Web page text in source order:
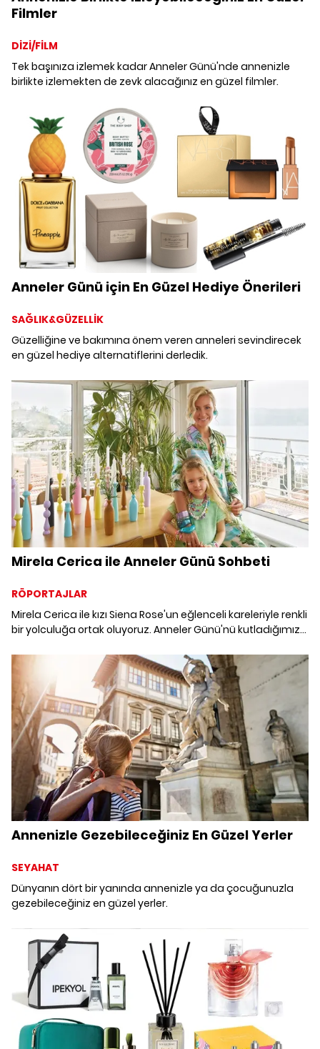
Filmler
DİZİ/FİLM
Tek başınıza izlemek kadar Anneler Günü'nde annenizle
birlikte izlemekten de zevk alacağınız en güzel filmler.
Anneler Günü için En Güzel Hediye Önerileri
SAĞLIK&GÜZELLİK
Güzelliğine ve bakımına önem veren anneleri sevindirecek
en güzel hediye alternatiflerini derledik.
Mirela Cerica ile Anneler Günü Sohbeti
RÖPORTAJLAR
Mirela Cerica ile kızı Siena Rose'un eğlenceli kareleriyle renkli
bir yolculuğa ortak oluyoruz. Anneler Günü'nü kutladığımız
Annenizle Gezebileceğiniz En Güzel Yerler
SEYAHAT
Dünyanın dört bir yanında annenizle ya da çocuğunuzla
gezebileceğiniz en güzel yerler.